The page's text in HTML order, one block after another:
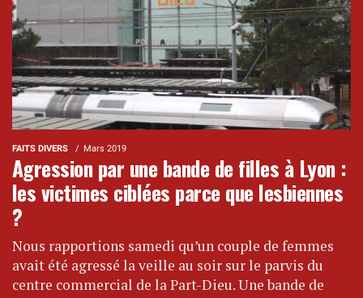
FAITS DIVERS Mars 2019
Agression par une bande de filles à Lyon :
les victimes ciblées parce que lesbiennes
?
Nous rapportions samedi qu’un couple de femmes
avait été agressé la veille au soir sur le parvis du
centre commercial de la Part-Dieu. Une bande de